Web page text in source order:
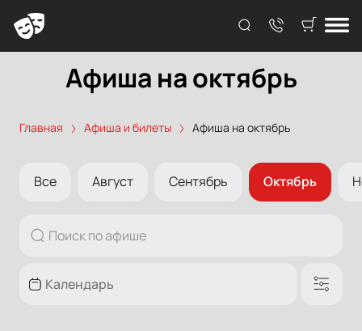
Афиша на октябрь
Главная Афиша и билеты Афиша на октябрь
Все Август Сентябрь Октябрь